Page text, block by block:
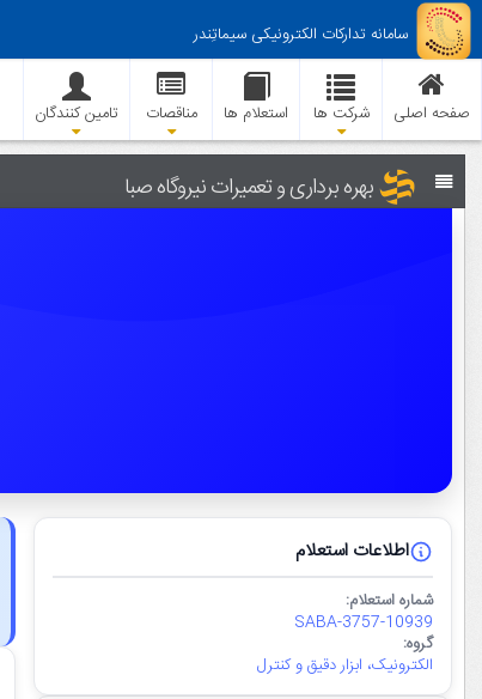
سامانه تدارکات الکترونیکی سیماتِندر
صفحه اصلی شرکت ها استعلام ها مناقصات تامین کنندگان
بهره برداری و تعمیرات نیروگاه صبا
اطلاعات استعلام
شماره استعلام:
SABA-3757-10939
گروه:
الکترونیک، ابزار دقیق و کنترل